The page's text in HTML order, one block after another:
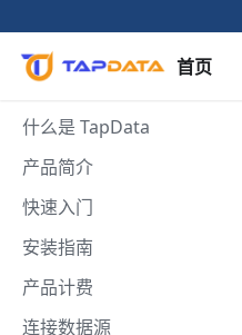
首页
什么是 TapData
产品简介
快速入门
安装指南
产品计费
连接数据源